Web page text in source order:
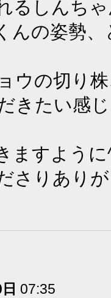
るしんち
んの姿勢、
ウの切り
きたい感
ますよう
さりあり
07:35